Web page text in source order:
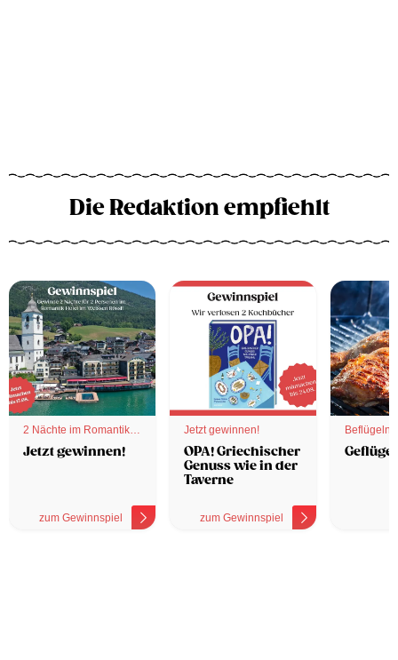
Die Redaktion empfiehlt
2 Nächte im Romantik
Hotel
Jetzt gewinnen!
zum Gewinnspiel
Jetzt gewinnen!
OPA! Griechischer
Genuss wie in der
Taverne
zum Gewinnspiel